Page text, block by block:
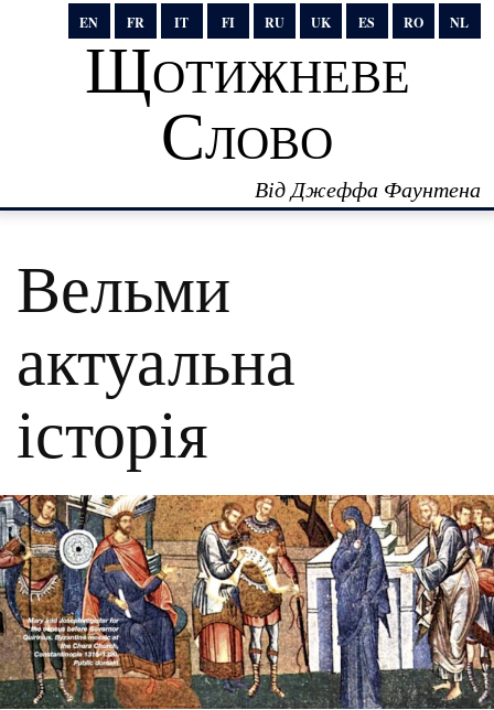
EN FR IT FI RU UK ES RO NL
Щотижневе
Слово
Від Джеффа Фаунтена
Вельми
актуальна
історія